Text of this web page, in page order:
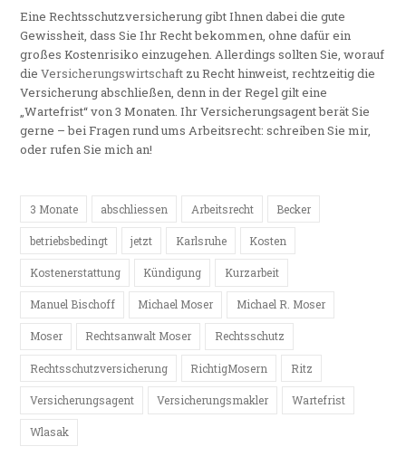
Eine Rechtsschutzversicherung gibt Ihnen dabei die gute
Gewissheit, dass Sie Ihr Recht bekommen, ohne dafür ein
großes Kostenrisiko einzugehen. Allerdings sollten Sie, worauf
dieVersicherungswirtschaft zu Recht hinweist, rechtzeitig die
Versicherung abschließen, denn in der Regel gilt eine
„Wartefrist“ von 3 Monaten. Ihr Versicherungsagent berät Sie
gerne – bei Fragen rund ums Arbeitsrecht: schreiben Sie mir,
oder rufen Sie mich an!
3 Monate abschliessen Arbeitsrecht Becker
betriebsbedingt jetzt Karlsruhe Kosten
Kostenerstattung Kündigung Kurzarbeit
Manuel Bischoff Michael Moser Michael R. Moser
Moser Rechtsanwalt Moser Rechtsschutz
Rechtsschutzversicherung RichtigMosern Ritz
Versicherungsagent Versicherungsmakler Wartefrist
Wlasak